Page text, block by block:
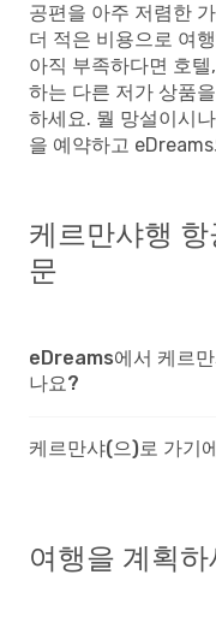
공편을 아주 저렴한
더 적은 비용으로 여
아직 부족하다면 호
하는 다른 저가 상품
하세요. 뭘 망설이시
을 예약하고
케르만샤행
문
eDreams에서 케르
나요?
케르만샤(으)로 가기
여행을 계획하